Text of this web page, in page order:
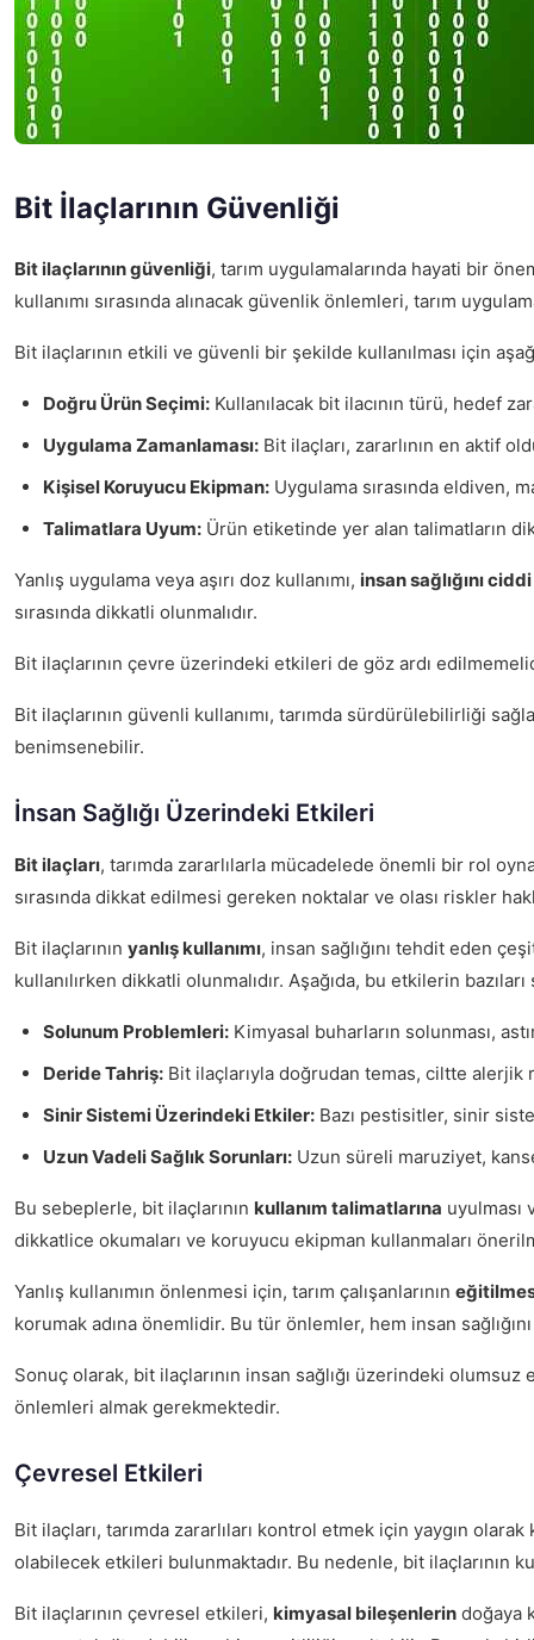
Bit İlaçlarının Güvenliği
Bit ilaçlarının güvenliği, tarım uygulamalarında hayati bir
kullanımı sırasında alınacak güvenlik önlemleri, tarım
Bit ilaçlarının etkili ve güvenli bir şekilde kullanılması için
Doğru Ürün Seçimi: Kullanılacak bit ilacının türü, hedef
Uygulama Zamanlaması: Bit ilaçları, zararlının en aktif
Kişisel Koruyucu Ekipman: Uygulama sırasında eldiven,
Talimatlara Uyum: Ürün etiketinde yer alan talimatların
Yanlış uygulama veya aşırı doz kullanımı, insan sağlığını
sırasında dikkatli olunmalıdır.
Bit ilaçlarının çevre üzerindeki etkileri de göz ardı
Bit ilaçlarının güvenli kullanımı, tarımda sürdürülebilirliği
benimsenebilir.
İnsan Sağlığı Üzerindeki Etkileri
Bit ilaçları, tarımda zararlılarla mücadelede önemli bir rol
sırasında dikkat edilmesi gereken noktalar ve olası riskler
Bit ilaçlarının yanlış kullanımı, insan sağlığını tehdit eden
kullanılırken dikkatli olunmalıdır. Aşağıda, bu etkilerin bazıları
Solunum Problemleri: Kimyasal buharların solunması,
Deride Tahriş: Bit ilaçlarıyla doğrudan temas, ciltte
Sinir Sistemi Üzerindeki Etkiler: Bazı pestisitler, sinir
Uzun Vadeli Sağlık Sorunları: Uzun süreli maruziyet,
Bu sebeplerle, bit ilaçlarının kullanım talimatlarına uyulması
dikkatlice okumaları ve koruyucu ekipman kullanmaları
Yanlış kullanımın önlenmesi için, tarım çalışanlarının
korumak adına önemlidir. Bu tür önlemler, hem insan
Sonuç olarak, bit ilaçlarının insan sağlığı üzerindeki
önlemleri almak gerekmektedir.
Çevresel Etkileri
Bit ilaçları, tarımda zararlıları kontrol etmek için yaygın
olabilecek etkileri bulunmaktadır. Bu nedenle, bit ilaçlarının
Bit ilaçlarının çevresel etkileri, kimyasal bileşenlerin doğaya